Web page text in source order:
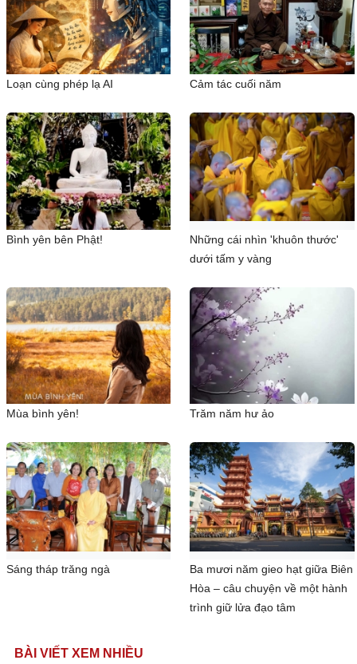
Loạn cùng phép lạ AI Cảm tác cuối năm
Bình yên bên Phật!
Những cái nhìn 'khuôn thước'
dưới tấm y vàng
Mùa bình yên! Trăm năm hư ảo
Sáng tháp trăng ngà
Ba mươi năm gieo hạt giữa Biên
Hòa – câu chuyện về một hành
trình giữ lửa đạo tâm
BÀI VIẾT XEM NHIỀU